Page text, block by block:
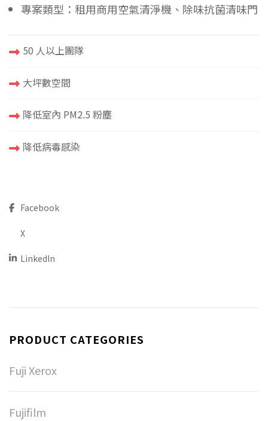
專案類型：租用商用空氣清淨機、除味抗菌清味門
50 人以上團隊
大坪數空間
降低室內 PM2.5 粉塵
降低病毒感染
Facebook
X
LinkedIn
PRODUCT CATEGORIES
Fuji Xerox
Fujifilm